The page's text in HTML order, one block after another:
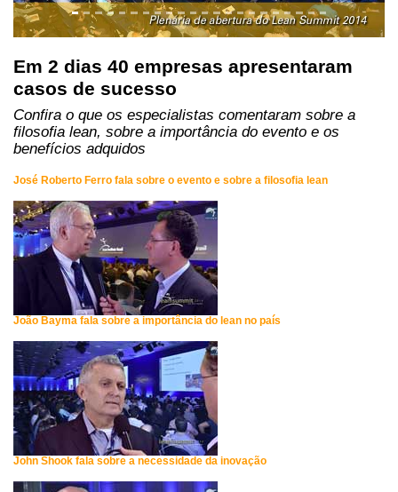
Em 2 dias 40 empresas apresentaram
casos de sucesso
Confira o que os especialistas comentaram sobre a
filosofia lean, sobre a importância do evento e os
benefícios adquidos
José Roberto Ferro fala sobre o evento e sobre a filosofia lean
João Bayma fala sobre a importância do lean no país
John Shook fala sobre a necessidade da inovação